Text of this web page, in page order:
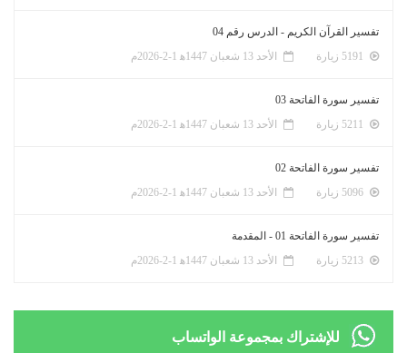
تفسير القرآن الكريم - الدرس رقم 04
الأحد 13 شعبان 1447ﻫ 1-2-2026م
تفسير سورة الفاتحة 03
الأحد 13 شعبان 1447ﻫ 1-2-2026م
تفسير سورة الفاتحة 02
الأحد 13 شعبان 1447ﻫ 1-2-2026م
تفسير سورة الفاتحة 01 - المقدمة
الأحد 13 شعبان 1447ﻫ 1-2-2026م
للإشتراك بمجموعة الواتساب